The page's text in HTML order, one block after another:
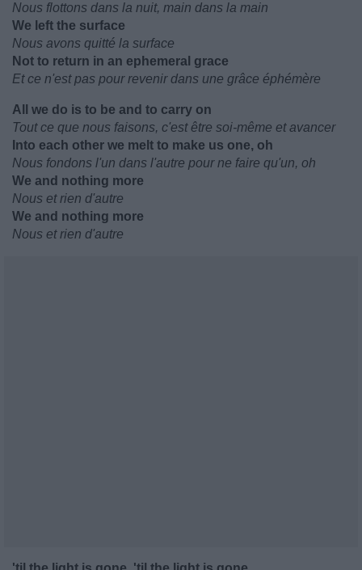
Nous flottons dans la nuit, main dans la main
We left the surface
Nous avons quitté la surface
Not to return in an ephemeral grace
Et ce n'est pas pour revenir dans une grâce éphémère
All we do is to be and to carry on
Tout ce que nous faisons, c'est être soi-même et avancer
Into each other we melt to make us one, oh
Nous fondons l'un dans l'autre pour ne faire qu'un, oh
We and nothing more
Nous et rien d'autre
We and nothing more
Nous et rien d'autre